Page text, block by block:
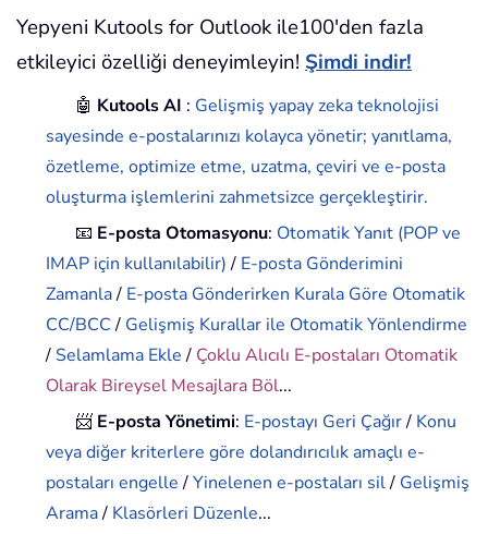
Yepyeni Kutools for Outlook ile100'den fazla
etkileyici özelliği deneyimleyin! Şimdi indir!
🤖 Kutools AI : Gelişmiş yapay zeka teknolojisi
sayesinde e-postalarınızı kolayca yönetir; yanıtlama,
özetleme, optimize etme, uzatma, çeviri ve e-posta
oluşturma işlemlerini zahmetsizce gerçekleştirir.
📧 E-posta Otomasyonu: Otomatik Yanıt (POP ve
IMAP için kullanılabilir)/ E-posta Gönderimini
Zamanla/ E-posta Gönderirken Kurala Göre Otomatik
CC/BCC/ Gelişmiş Kurallar ile Otomatik Yönlendirme
/ Selamlama Ekle/ Çoklu Alıcılı E-postaları Otomatik
Olarak Bireysel Mesajlara Böl...
📨 E-posta Yönetimi: E-postayı Geri Çağır/ Konu
veya diğer kriterlere göre dolandırıcılık amaçlı e-
postaları engelle/Yinelenen e-postaları sil/ Gelişmiş
Arama/ Klasörleri Düzenle...